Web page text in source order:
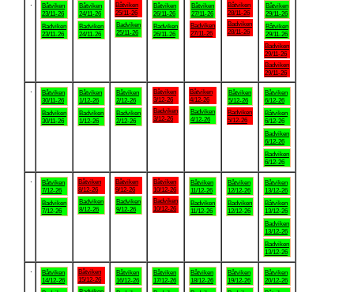
Båtviken
23/11-26
Badviken
23/11-26
Båtviken
24/11-26
Badviken
24/11-26
Båtviken
25/11-26
Badviken
25/11-26
Båtviken
26/11-26
Badviken
26/11-26
Båtviken
27/11-26
Badviken
27/11-26
Båtviken
28/11-26
Badviken
28/11-26
Båtviken
29/11-26
Båtviken
29/11-26
Badviken
29/11-26
Badviken
29/11-26
Båtviken
30/11-26
Badviken
30/11-26
Båtviken
1/12-26
Badviken
1/12-26
Båtviken
2/12-26
Badviken
2/12-26
Båtviken
3/12-26
Badviken
3/12-26
Båtviken
4/12-26
Badviken
4/12-26
Båtviken
5/12-26
Badviken
5/12-26
Båtviken
6/12-26
Båtviken
6/12-26
Badviken
6/12-26
Badviken
6/12-26
Båtviken
7/12-26
Badviken
7/12-26
Båtviken
8/12-26
Badviken
8/12-26
Båtviken
9/12-26
Badviken
9/12-26
Båtviken
10/12-26
Badviken
10/12-26
Båtviken
11/12-26
Badviken
11/12-26
Båtviken
12/12-26
Badviken
12/12-26
Båtviken
13/12-26
Båtviken
13/12-26
Badviken
13/12-26
Badviken
13/12-26
Båtviken
14/12-26
Båtviken
15/12-26
Båtviken
16/12-26
Båtviken
17/12-26
Båtviken
18/12-26
Båtviken
19/12-26
Båtviken
20/12-26